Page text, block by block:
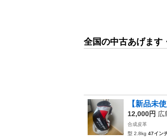
全国の中古あげます
【新品未
12,000円 広
合成皮革
型 2.8kg 47イン